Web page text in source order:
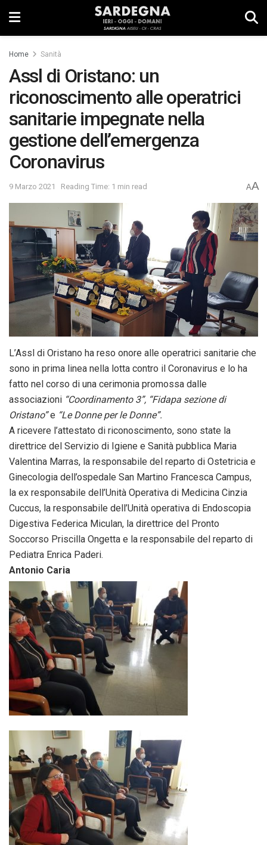
Home Sanità
Assl di Oristano: un
riconoscimento alle operatrici
sanitarie impegnate nella
gestione dell’emergenza
Coronavirus
9 Marzo 2021 Reading Time: 1 min read AA
L’Assl di Oristano ha reso onore alle operatrici sanitarie che
sono in prima linea nella lotta contro il Coronavirus e lo ha
fatto nel corso di una cerimonia promossa dalle
associazioni “Coordinamento 3”, “Fidapa sezione di
Oristano”e “Le Donne per le Donne”.
A ricevere l’attestato di riconoscimento, sono state la
direttrice del Servizio di Igiene e Sanità pubblica Maria
Valentina Marras, la responsabile del reparto di Ostetricia e
Ginecologia dell’ospedale San Martino Francesca Campus,
la ex responsabile dell’Unità Operativa di Medicina Cinzia
Cuccus, la responsabile dell’Unità operativa di Endoscopia
Digestiva Federica Miculan, la direttrice del Pronto
Soccorso Priscilla Ongetta e la responsabile del reparto di
Pediatra Enrica Paderi.
Antonio Caria